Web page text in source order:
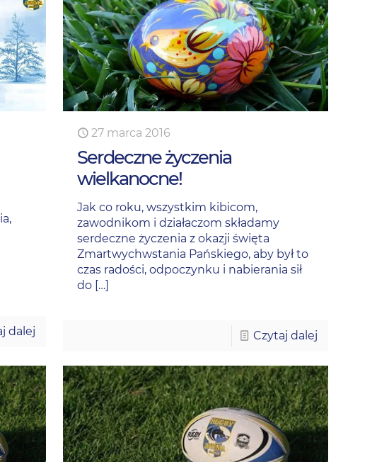
dalej
27 marca 2016
Serdeczne życzenia
wielkanocne!
Jak co roku, wszystkim kibicom,
zawodnikom i działaczom składamy
serdeczne życzenia z okazji święta
Zmartwychwstania Pańskiego, aby był to
czas radości, odpoczynku i nabierania sił
do […]
Czytaj dalej